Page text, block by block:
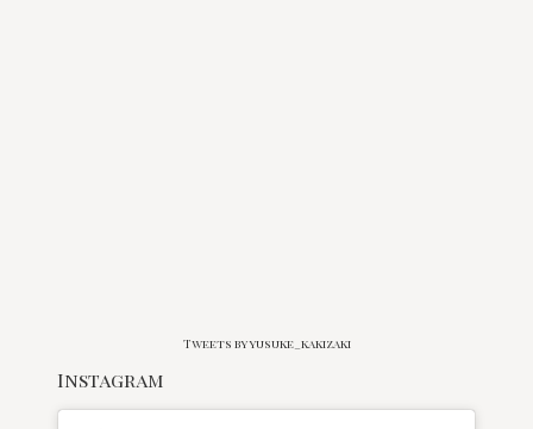
Tweets by yusuke_kakizaki
Instagram